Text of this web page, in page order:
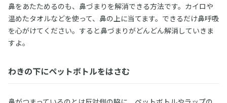
鼻をあたためるのも、鼻づまりを解消できる方法です。カイロや
温めたタオルなどを使って、鼻の上に当てます。できるだけ鼻呼吸
を心がけてください。すると鼻づまりがどんどん解消していきま
すよ。
わきの下にペットボトルをはさむ